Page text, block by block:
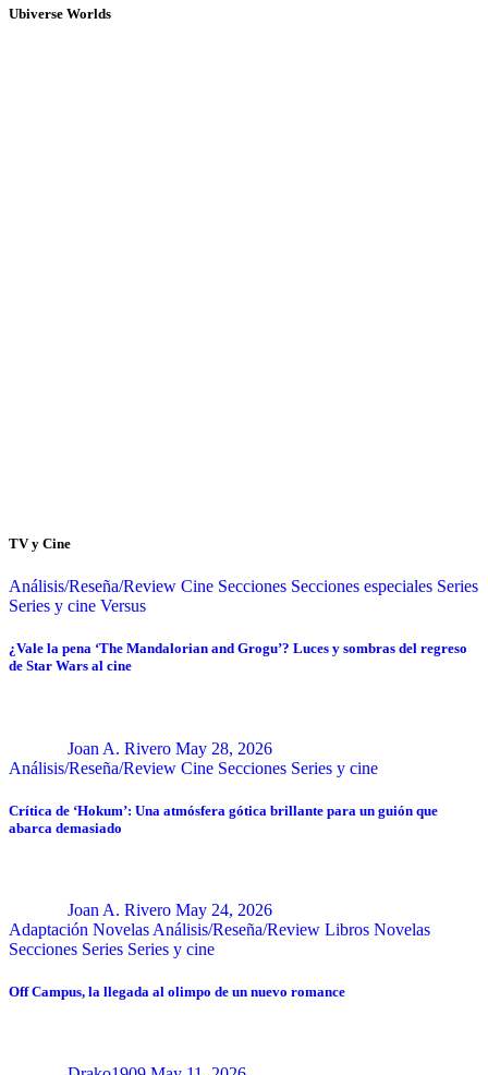
Ubiverse Worlds
TV y Cine
Análisis/Reseña/Review Cine Secciones Secciones especiales Series
Series y cine Versus
¿Vale la pena ‘The Mandalorian and Grogu’? Luces y sombras del regreso
de Star Wars al cine
Joan A. Rivero May 28, 2026
Análisis/Reseña/Review Cine Secciones Series y cine
Crítica de ‘Hokum’: Una atmósfera gótica brillante para un guión que
abarca demasiado
Joan A. Rivero May 24, 2026
Adaptación Novelas Análisis/Reseña/Review Libros Novelas
Secciones Series Series y cine
Off Campus, la llegada al olimpo de un nuevo romance